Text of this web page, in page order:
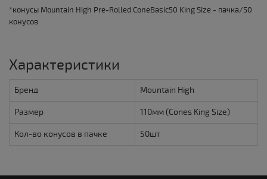
*конусы Mountain High Pre-Rolled ConeBasic50 King Size - пачка/50
конусов
Характеристики
Бренд Mountain High
Размер 110мм (Cones King Size)
Кол-во конусов в пачке 50шт